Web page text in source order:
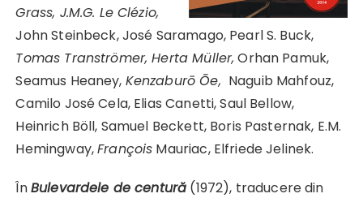
Grass, J.M.G. Le Clézio,
John Steinbeck, José Saramago, Pearl S. Buck,
Tomas Tranströmer,Herta Müller, Orhan Pamuk,
Seamus Heaney, Kenzaburō Ōe, Naguib Mahfouz,
Camilo José Cela, Elias Canetti, Saul Bellow,
Heinrich Böll, Samuel Beckett, Boris Pasternak, E.M.
Hemingway,François Mauriac, Elfriede Jelinek.
ÎnBulevardele de centură (1972), traducere din